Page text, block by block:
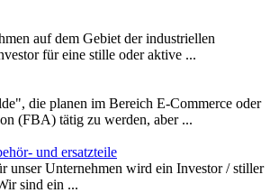
auf dem Gebiet der industriellen
für eine stille oder aktive ...
die planen im Bereich E-Commerce oder
(FBA) tätig zu werden, aber ...
und ersatzteile
unser Unternehmen wird ein Investor / stiller
sind ein ...